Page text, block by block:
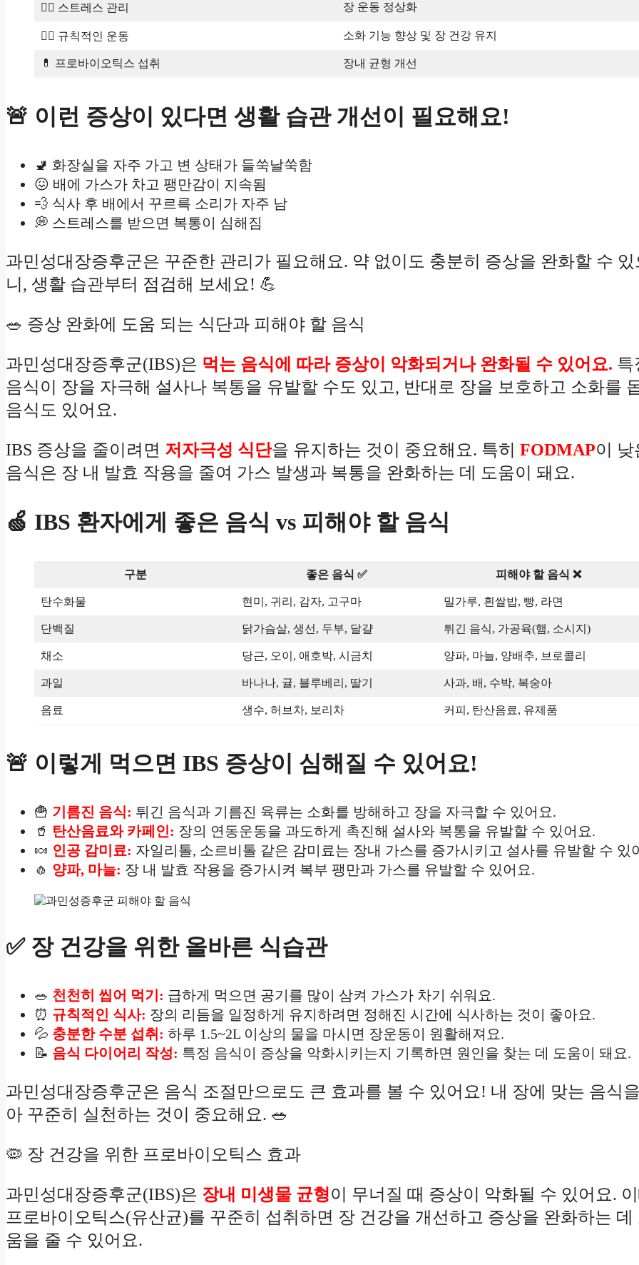
🧘‍♀️ 스트레스 관리 장 운동 정상화
🚶‍♂️ 규칙적인 운동 소화 기능 향상 및 장 건강 유지
💊 프로바이오틱스 섭취 장내 균형 개선
🚨 이런 증상이 있다면 생활 습관 개선이 필요해요!
🚽 화장실을 자주 가고 변 상태가 들쑥날쑥함
😖 배에 가스가 차고 팽만감이 지속됨
💨 식사 후 배에서 꾸르륵 소리가 자주 남
💭 스트레스를 받으면 복통이 심해짐
과민성대장증후군은 꾸준한 관리가 필요해요. 약 없이도 충분히 증상을 완화할 수 있
니, 생활 습관부터 점검해 보세요! 💪
🥗 증상 완화에 도움 되는 식단과 피해야 할 음식
과민성대장증후군(IBS)은 먹는 음식에 따라 증상이 악화되거나 완화될 수 있어요. 특
음식이 장을 자극해 설사나 복통을 유발할 수도 있고, 반대로 장을 보호하고 소화를
음식도 있어요.
IBS 증상을 줄이려면 저자극성 식단을 유지하는 것이 중요해요. 특히 FODMAP이 낮
음식은 장 내 발효 작용을 줄여 가스 발생과 복통을 완화하는 데 도움이 돼요.
🍏 IBS 환자에게 좋은 음식 vs 피해야 할 음식
구분 좋은 음식 ✅ 피해야 할 음식 ❌
탄수화물 현미, 귀리, 감자, 고구마 밀가루, 흰쌀밥, 빵, 라면
단백질 닭가슴살, 생선, 두부, 달걀 튀긴 음식, 가공육(햄, 소시지)
채소 당근, 오이, 애호박, 시금치 양파, 마늘, 양배추, 브로콜리
과일 바나나, 귤, 블루베리, 딸기 사과, 배, 수박, 복숭아
음료 생수, 허브차, 보리차 커피, 탄산음료, 유제품
🚨 이렇게 먹으면 IBS 증상이 심해질 수 있어요!
🍟 기름진 음식: 튀긴 음식과 기름진 육류는 소화를 방해하고 장을 자극할 수 있어요.
🥤 탄산음료와 카페인: 장의 연동운동을 과도하게 촉진해 설사와 복통을 유발할 수 있어요.
🍬 인공 감미료: 자일리톨, 소르비톨 같은 감미료는 장내 가스를 증가시키고 설사를 유발할 수 있
🧄 양파, 마늘: 장 내 발효 작용을 증가시켜 복부 팽만과 가스를 유발할 수 있어요.
✅ 장 건강을 위한 올바른 식습관
🥗 천천히 씹어 먹기: 급하게 먹으면 공기를 많이 삼켜 가스가 차기 쉬워요.
⏰ 규칙적인 식사: 장의 리듬을 일정하게 유지하려면 정해진 시간에 식사하는 것이 좋아요.
💦 충분한 수분 섭취: 하루 1.5~2L 이상의 물을 마시면 장운동이 원활해져요.
📝 음식 다이어리 작성: 특정 음식이 증상을 악화시키는지 기록하면 원인을 찾는 데 도움이 돼요.
과민성대장증후군은 음식 조절만으로도 큰 효과를 볼 수 있어요! 내 장에 맞는 음식
아 꾸준히 실천하는 것이 중요해요. 🥗
🦠 장 건강을 위한 프로바이오틱스 효과
과민성대장증후군(IBS)은 장내 미생물 균형이 무너질 때 증상이 악화될 수 있어요.
프로바이오틱스(유산균)를 꾸준히 섭취하면 장 건강을 개선하고 증상을 완화하는 데
움을 줄 수 있어요.